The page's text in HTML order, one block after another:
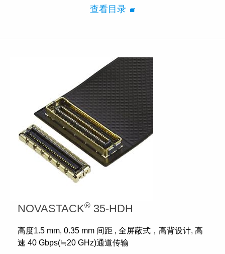
查看目录
NOVASTACK® 35-HDH
高度1.5 mm, 0.35 mm 间距 , 全屏蔽式，高背设计, 高
速 40 Gbps(≒20 GHz)通道传输